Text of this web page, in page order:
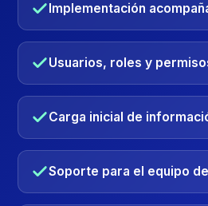
Implementación
Usuarios, roles y
Carga inicial de
Soporte para el equipo